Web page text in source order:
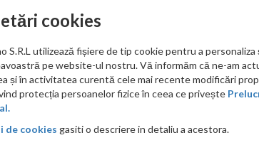
PRP: 947.00 RON
821.00 RON
Ati gasit
cookies
S.R.L utilizează fișiere de tip cookie pentru a
pe website-ul nostru. Vă informăm că ne-am
și în activitatea curentă cele mai recente modificări
protecția persoanelor fizice în ceea ce privește
de cookies gasiti o descriere in detaliu a acestora.